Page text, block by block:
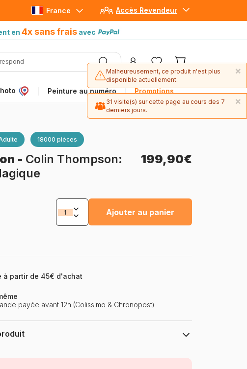
Accès Revendeur
France
en 4x sans frais avec
Peinture au numéro Promotions
avec Paypal
18000 pièces
- Colin Thompson:
199,90€
Ajouter au panier
à partir de 45€ d'achat
payée avant 12h (Colissimo & Chronopost)
×
Malheureusement, ce produit n'est plus
disponible actuellement.
×
31 visite(s) sur cette page au cours des 7
derniers jours.